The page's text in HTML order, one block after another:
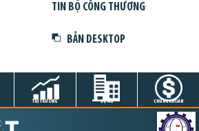
TIN BỘ CÔNG THƯƠNG
BẢN DESKTOP
THỊ TRƯỜNG DỰ ÁN CHỨNG KHOÁN